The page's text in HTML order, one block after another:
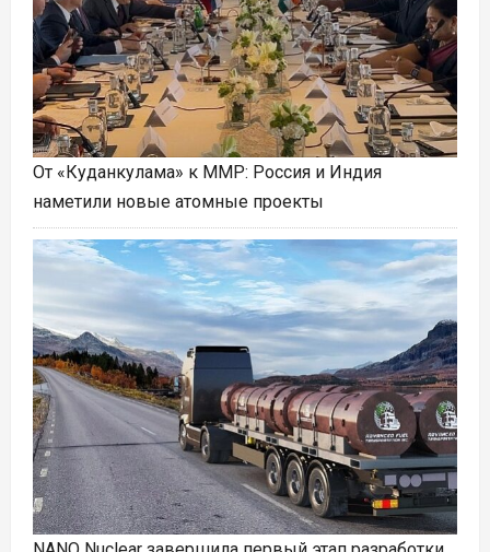
От «Куданкулама» к ММР: Россия и Индия
наметили новые атомные проекты